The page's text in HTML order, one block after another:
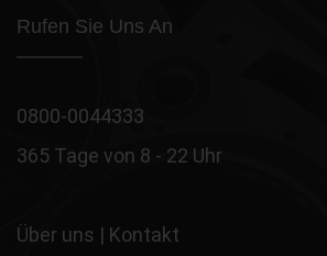
Rufen Sie Uns An
0800-0044333
365 Tage von 8 - 22 Uhr
Über uns | Kontakt